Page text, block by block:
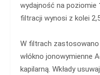
wydajność na poziomie
filtracji wynosi z kolei
W filtrach zastosowano
włókno jonowymienne
kapilarną. Wkłady